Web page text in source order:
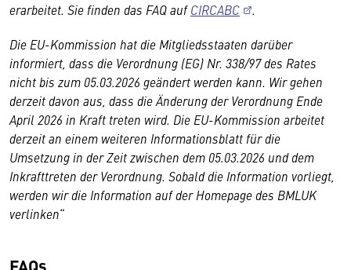
erarbeitet. Sie finden das FAQ aufCIRCABC
.
Die EU-Kommission hat die Mitgliedsstaaten darüber
informiert, dass die Verordnung (EG) Nr. 338/97 des Rates
nicht bis zum 05.03.2026 geändert werden kann. Wir gehen
derzeit davon aus, dass die Änderung der Verordnung Ende
April 2026 in Kraft treten wird. Die EU-Kommission arbeitet
derzeit an einem weiteren Informationsblatt für die
Umsetzung in der Zeit zwischen dem 05.03.2026 und dem
Inkrafttreten der Verordnung. Sobald die Information vorliegt,
werden wir die Information auf der Homepage des BMLUK
verlinken“
FAQs